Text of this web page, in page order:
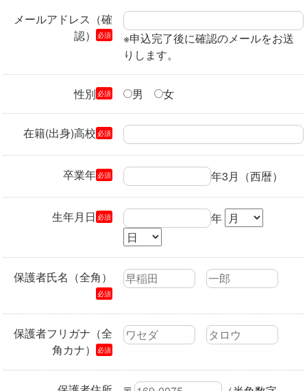
メールアドレス（確
認）必須
※申込完了後に確認のメールをお送
りします。
性別必須 男 女
在籍(出身)高校必須
卒業年必須 年3月（西暦）
生年月日必須 年
保護者氏名（全角）
必須
保護者フリガナ（全
角カナ）必須